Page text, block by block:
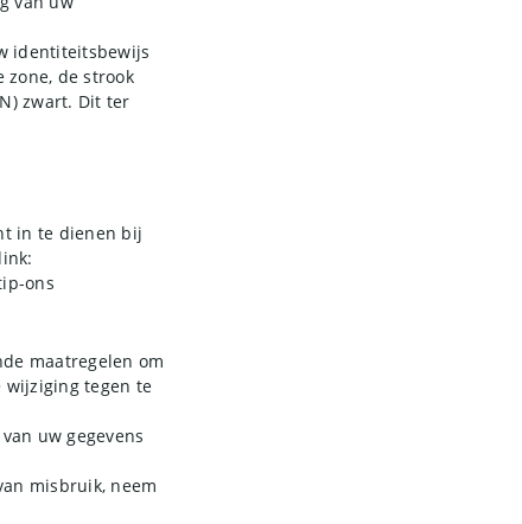
identiteitsbewijs
zone, de strook
zwart. Dit ter
in te dienen bij
ons
maatregelen om
wijziging tegen te
uw gegevens
misbruik, neem